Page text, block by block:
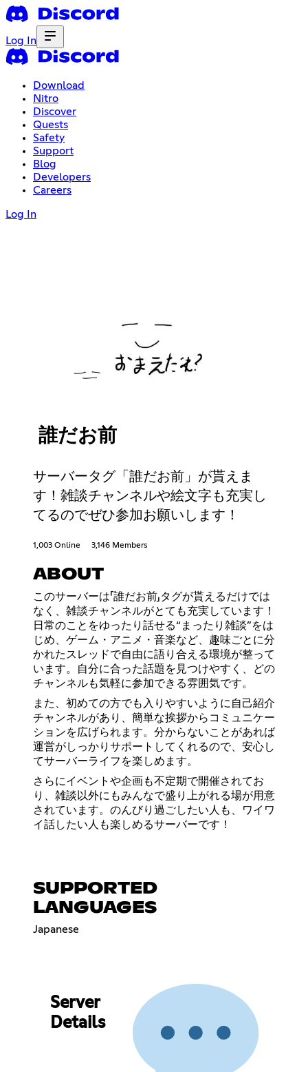
Log In
Download
Nitro
Discover
Quests
Safety
Support
Blog
Developers
Careers
Log In
誰だお前
サーバータグ「誰だお前」が貰えま
す！雑談チャンネルや絵文字も充実し
てるのでぜひ参加お願いします！
1,003 Online 3,146 Members
ABOUT
このサーバーは「誰だお前」タグが貰えるだけでは
なく、雑談チャンネルがとても充実しています！
日常のことをゆったり話せる“まったり雑談”をは
じめ、ゲーム・アニメ・音楽など、趣味ごとに分
かれたスレッドで自由に語り合える環境が整って
います。自分に合った話題を見つけやすく、どの
チャンネルも気軽に参加できる雰囲気です。
また、初めての方でも入りやすいように自己紹介
チャンネルがあり、簡単な挨拶からコミュニケー
ションを広げられます。分からないことがあれば
運営がしっかりサポートしてくれるので、安心し
てサーバーライフを楽しめます。
さらにイベントや企画も不定期で開催されてお
り、雑談以外にもみんなで盛り上がれる場が用意
されています。のんびり過ごしたい人も、ワイワ
イ話したい人も楽しめるサーバーです！
SUPPORTED
LANGUAGES
Japanese
Server
Details